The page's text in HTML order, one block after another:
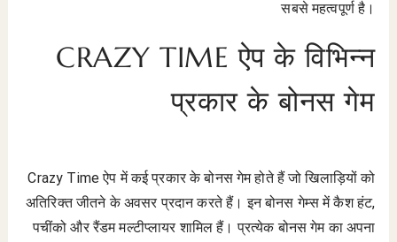
सबसे महत्वपूर्ण है।
CRAZY TIME ऐप के विभिन्न
प्रकार के बोनस गेम
Crazy Time ऐप में कई प्रकार के बोनस गेम होते हैं जो खिलाड़ियों को
अतिरिक्त जीतने के अवसर प्रदान करते हैं। इन बोनस गेम्स में कैश हंट,
पचींको और रैंडम मल्टीप्लायर शामिल हैं। प्रत्येक बोनस गेम का अपना